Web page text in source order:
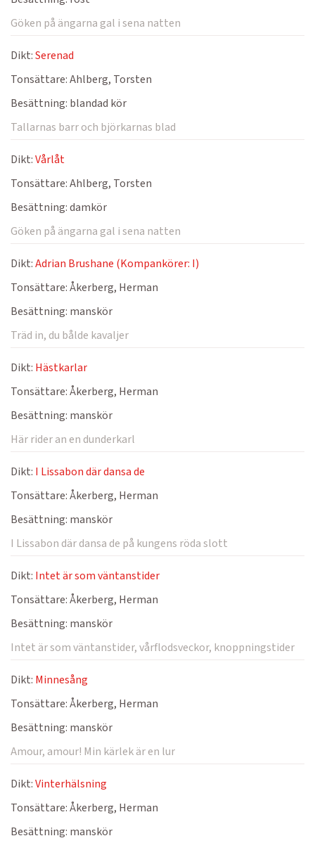
Göken på ängarna gal i sena natten
Dikt:Serenad
Tonsättare:Ahlberg, Torsten
Besättning: blandad kör
Tallarnas barr och björkarnas blad
Dikt:Vårlåt
Tonsättare:Ahlberg, Torsten
Besättning:damkör
Göken på ängarna gal i sena natten
Dikt:Adrian Brushane (Kompankörer: I)
Tonsättare:Åkerberg, Herman
Besättning: manskör
Träd in, du bålde kavaljer
Dikt: Hästkarlar
Tonsättare:Åkerberg, Herman
Besättning: manskör
Här rider an en dunderkarl
Dikt: I Lissabon där dansa de
Tonsättare:Åkerberg, Herman
Besättning: manskör
I Lissabon där dansa de på kungens röda slott
Dikt: Intet är som väntanstider
Tonsättare:Åkerberg, Herman
Besättning: manskör
Intet är som väntanstider, vårflodsveckor, knoppningstider
Dikt: Minnesång
Tonsättare:Åkerberg, Herman
Besättning: manskör
Amour, amour! Min kärlek är en lur
Dikt:Vinterhälsning
Tonsättare:Åkerberg, Herman
Besättning: manskör